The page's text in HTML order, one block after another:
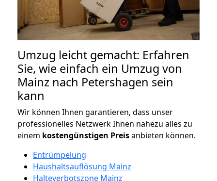
Umzug leicht gemacht: Erfahren
Sie, wie einfach ein Umzug von
Mainz nach Petershagen sein
kann
Wir können Ihnen garantieren, dass unser
professionelles Netzwerk Ihnen nahezu alles zu
einem kostengünstigen Preisanbieten können.
Entrümpelung
Haushaltsauflösung Mainz
Halteverbotszone Mainz